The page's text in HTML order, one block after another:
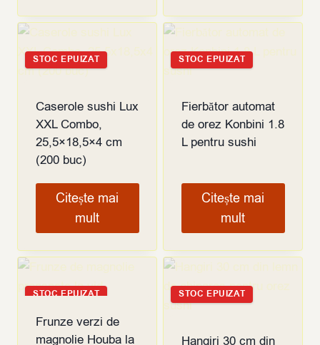
STOC EPUIZAT
Caserole sushi Lux
XXL Combo,
25,5×18,5×4 cm
(200 buc)
Citește mai
mult
STOC EPUIZAT
Fierbător automat
de orez Konbini 1.8
L pentru sushi
Citește mai
mult
STOC EPUIZAT
Frunze verzi de
magnolie Houba la
STOC EPUIZAT
Hangiri 30 cm din